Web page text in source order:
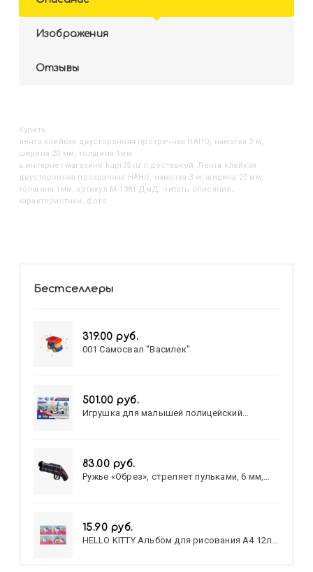
Изображения
Отзывы
Купить
Лента клейкая двусторонняя прозрачная НАНО, намотка 3 м,
ширина 20 мм, толщина 1мм
в интернет-магазине kupi35.ru с доставкой. Лента клейкая
двусторонняя прозрачная НАНО, намотка 3 м, ширина 20 мм,
толщина 1мм, артикул M-1381 ДмД: читать описание,
характеристики, фото
Бестселлеры
319.00 руб.
001 Самосвал "Василек"
501.00 руб.
Игрушка для малышей полицейский
83.00 руб.
Ружье «Обрез», стреляет пульками, 6 мм,
15.90 руб.
HELLO KITTY Альбом для рисования А4 12л.